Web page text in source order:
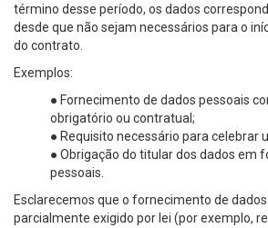
término desse período, os dados
desde que não sejam necessários para o
do contrato.
Exemplos:
● Fornecimento de dados pessoais
obrigatório ou contratual;
● Requisito necessário para celebrar
● Obrigação do titular dos dados em
pessoais.
Esclarecemos que o fornecimento de
parcialmente exigido por lei (por exemplo,